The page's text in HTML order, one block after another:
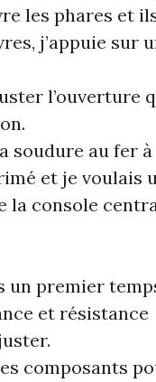
les phares et
j’appuie sur
l’ouverture
soudure au fer à
et je voulais
la console
un premier
et résistance
composants